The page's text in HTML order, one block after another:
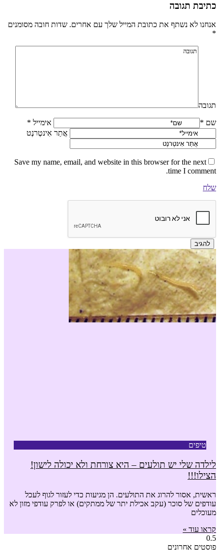
כתיבת תגובה
אנחנו לא נשתף את כתובת המייל שלך עם אחרים. שדות חובה מסומנים
*
תגובה
שם *
אימייל *
אֲתַר אִינטֶרנֶט
Save my name, email, and website in this browser for the next
time I comment.
שלח
טיפים
לילדה שלי יש תולעים – היא צורחת ולא יכולה לישון!
הצילו!!!
ראשית, אסור להרוג את התולעים. הן מגיעות כדי לעזור לגוף לעכל
עודפים של סוכר (עקב אכילת יתר של ממתקים) או לפרק עודפי מזון לא
מעוכלים
קראו עוד »
פוסטים אחרונים